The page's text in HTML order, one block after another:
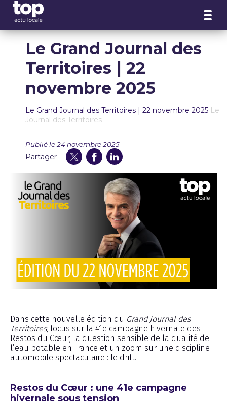
Le Grand Journal des
Territoires | 22
novembre 2025
Le Grand Journal des Territoires | 22 novembre 2025 Le
Journal des Territoires
Publié le 24 novembre 2025
Partager
Dans cette nouvelle édition du Grand Journal des
Territoires, focus sur la 41e campagne hivernale des
Restos du Cœur, la question sensible de la qualité de
l’eau potable en France et un zoom sur une discipline
automobile spectaculaire : le drift.
Restos du Cœur : une 41e campagne
hivernale sous tension
Panneau de gestion des cookies